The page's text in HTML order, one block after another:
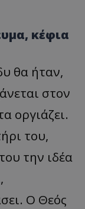
κέφια
θα ήταν,
στον
οργιάζει.
του,
την ιδέα
Ο Θεός